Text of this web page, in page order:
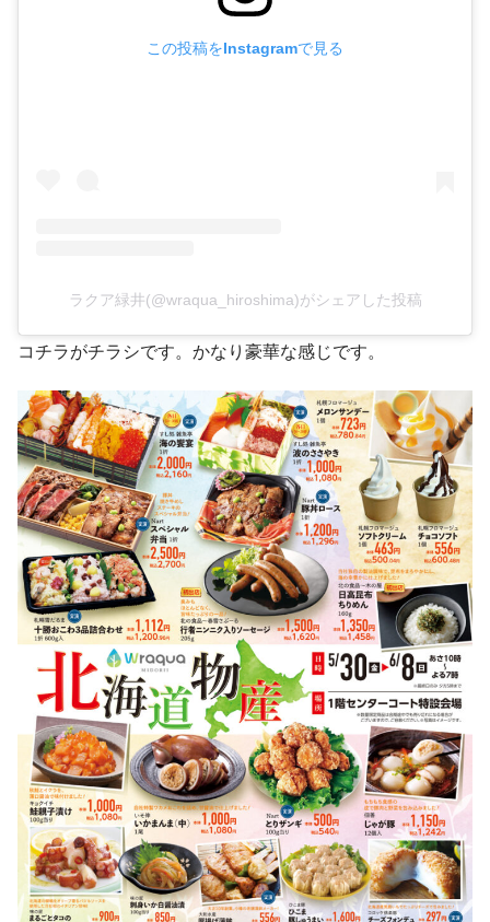
この投稿をInstagramで見る
ラクア緑井(@wraqua_hiroshima)がシェアした投稿
コチラがチラシです。かなり豪華な感じです。